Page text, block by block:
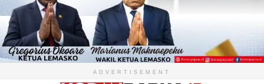
ADVERTISEMENT